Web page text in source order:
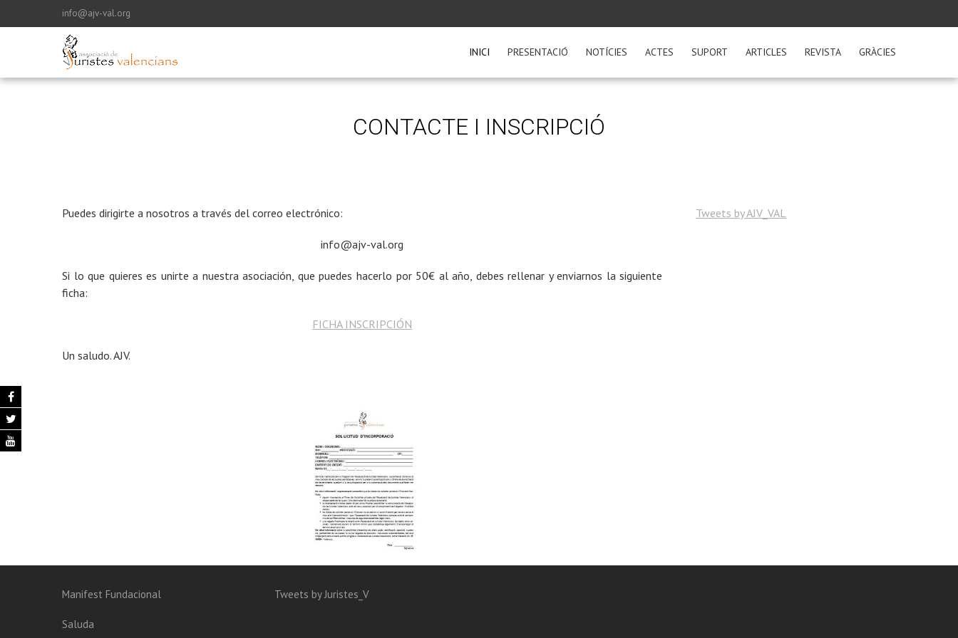
info@ajv-val.org
INICI PRESENTACIÓ NOTÍCIES ACTES SUPORT ARTICLES REVISTA GRÀCIES
CONTACTE I INSCRIPCIÓ
Puedes dirigirte a nosotros a través del correo electrónico:
info@ajv-val.org
Si lo que quieres es unirte a nuestra asociación, que puedes hacerlo por 50€ al año, debes rellenar y enviarnos la siguiente
ficha:
FICHA INSCRIPCIÓN
Un saludo. AJV.
Tweets by AJV_VAL
Manifest Fundacional
Saluda
Tweets by Juristes_V